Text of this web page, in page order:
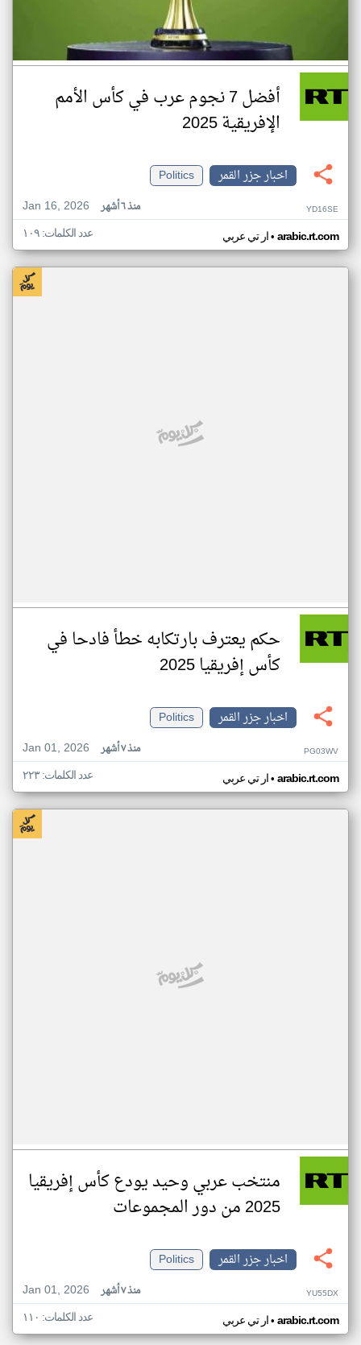
أفضل 7 نجوم عرب في كأس الأمم
الإفريقية 2025
اخبار جزر القمر
Politics
Jan 16, 2026
منذ ٦ أشهر YD16SE
ار تي عربي• arabic.rt.com عدد الكلمات: ١٠٩
حكم يعترف بارتكابه خطأ فادحا في
كأس إفريقيا 2025
اخبار جزر القمر
Politics
Jan 01, 2026
منذ ٧ أشهر PG03WV
ار تي عربي• arabic.rt.com عدد الكلمات: ٢٢٣
منتخب عربي وحيد يودع كأس إفريقيا
2025 من دور المجموعات
اخبار جزر القمر
Politics
Jan 01, 2026
منذ ٧ أشهر YU55DX
ار تي عربي• arabic.rt.com عدد الكلمات: ١١٠